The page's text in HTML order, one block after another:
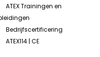
ATEX Trainingen en
Bedrijfscertificering
ATEX114 | CE